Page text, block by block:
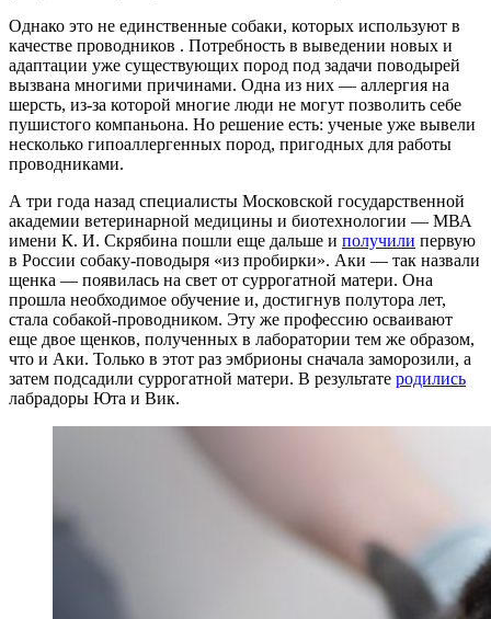
Однако это не единственные собаки, которых используют в
качестве проводников . Потребность в выведении новых и
адаптации уже существующих пород под задачи поводырей
вызвана многими причинами. Одна из них — аллергия на
шерсть, из-за которой многие люди не могут позволить себе
пушистого компаньона. Но решение есть: ученые уже вывели
несколько гипоаллергенных пород, пригодных для работы
проводниками.
А три года назад специалисты Московской государственной
академии ветеринарной медицины и биотехнологии — МВА
имени К. И. Скрябина пошли еще дальше и получили первую
в России собаку-поводыря «из пробирки». Аки — так назвали
щенка — появилась на свет от суррогатной матери. Она
прошла необходимое обучение и, достигнув полутора лет,
стала собакой-проводником. Эту же профессию осваивают
еще двое щенков, полученных в лаборатории тем же образом,
что и Аки. Только в этот раз эмбрионы сначала заморозили, а
затем подсадили суррогатной матери. В результате родились
лабрадоры Юта и Вик.